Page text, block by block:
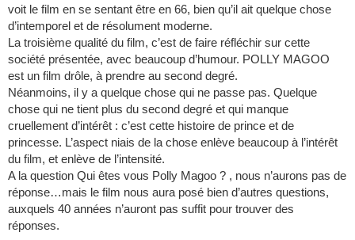
voit le film en se sentant être en 66, bien qu’il ait quelque chose
d’intemporel et de résolument moderne.
La troisième qualité du film, c’est de faire réfléchir sur cette
société présentée, avec beaucoup d’humour. POLLY MAGOO
est un film drôle, à prendre au second degré.
Néanmoins, il y a quelque chose qui ne passe pas. Quelque
chose qui ne tient plus du second degré et qui manque
cruellement d’intérêt : c’est cette histoire de prince et de
princesse. L’aspect niais de la chose enlève beaucoup à l’intérêt
du film, et enlève de l’intensité.
A la question Qui êtes vous Polly Magoo ? , nous n’aurons pas de
réponse…mais le film nous aura posé bien d’autres questions,
auxquels 40 années n’auront pas suffit pour trouver des
réponses.